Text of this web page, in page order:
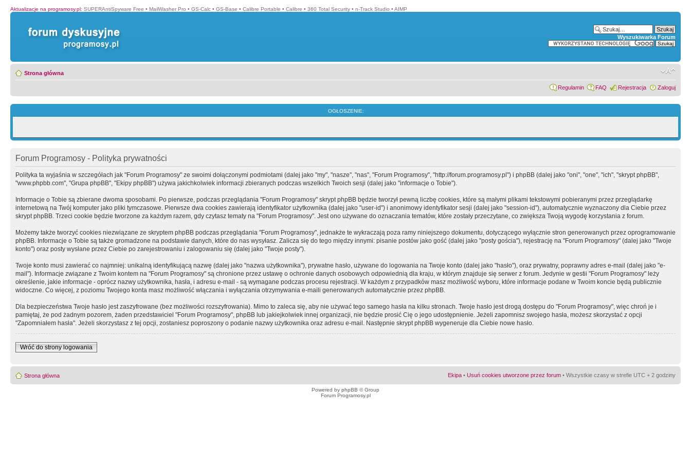
Aktualizacje na programosy.pl: SUPERAntiSpyware Free • MailWasher Pro • GS-Calc • GS-Base • Calibre Portable • Calibre • 360 Total Security • n-Track Studio • AIMP
Wyszukiwarka Forum
Strona główna
Regulamin FAQ Rejestracja Zaloguj
OGŁOSZENIE:
Forum Programosy - Polityka prywatności
Polityka ta wyjaśnia w szczegółach jak "Forum Programosy" ze swoimi dołączonymi podmiotami (dalej jako "my", "nasze", "nas", "Forum Programosy", "http://forum.programosy.pl") i phpBB (dalej jako "oni", "one", "ich", "skrypt phpBB",
"www.phpbb.com", "Grupa phpBB", "Ekipy phpBB") używa jakichkolwiek informacji zbieranych podczas wszelkich Twoich sesji (dalej jako "informacje o Tobie").
Informacje o Tobie są zbierane dwoma sposobami. Po pierwsze, podczas przeglądania "Forum Programosy" skrypt phpBB będzie tworzył pewną liczbę cookies, które są małymi plikami tekstowymi pobieranymi przez przeglądarkę
internetową na Twój komputer jako pliki tymczasowe. Pierwsze dwa cookies zawierają identyfikator użytkownika (dalej jako "user-id") i anonimowy identyfikator sesji (dalej jako "session-id"), automatycznie wyznaczony dla Ciebie przez
skrypt phpBB. Trzeci cookie będzie tworzone za każdym razem, gdy czytasz tematy na "Forum Programosy". Jest ono używane do oznaczania tematów, które zostały przeczytane, co zwiększa Twoją wygodę korzystania z forum.
Możemy także tworzyć cookies niezwiązane ze skryptem phpBB podczas przeglądania "Forum Programosy", jednakże te wykraczają poza ramy niniejszego dokumentu, dotyczącego wyłącznie stron generowanych przez oprogramowanie
phpBB. Informacje o Tobie są także gromadzone na podstawie danych, które do nas wysyłasz. Zalicza się do tego między innymi: pisanie postów jako gość (dalej jako "posty gościa"), rejestrację na "Forum Programosy" (dalej jako "Twoje
konto") oraz posty wysłane przez Ciebie po zarejestrowaniu i zalogowaniu się (dalej jako "Twoje posty").
Twoje konto musi zawierać co najmniej: unikalną identyfikującą nazwę (dalej jako "nazwa użytkownika"), prywatne hasło, używane do logowania na Twoje konto (dalej jako "hasło"), oraz prywatny, poprawny adres e-mail (dalej jako "e-
mail"). Informacje związane z Twoim kontem na "Forum Programosy" są chronione przez ustawę o ochronie danych osobowych odpowiednią dla kraju, w którym znajduje się serwer z forum. Jedynie w gestii "Forum Programosy" leży
określenie, jakie informacje - oprócz nazwy użytkownika, hasła, i adresu e-mail - są wymagane podczas procesu rejestracji. W każdym z przypadków masz możliwość wyboru, które informacje podane w Twoim koncie będą publicznie
widoczne. Co więcej, z poziomu Twojego konta masz możliwość włączania i wyłączania otrzymywania e-maili generowanych automatycznie przez phpBB.
Dla bezpieczeństwa Twoje hasło jest zaszyfrowane (bez możliwości rozszyfrowania). Mimo to zaleca się, aby nie używać tego samego hasła na kilku stronach. Twoje hasło jest drogą dostępu do "Forum Programosy", więc chroń je i
pamiętaj, że pod żadnym pozorem, żaden przedstawiciel "Forum Programosy", phpBB lub jakiejkolwiek innej organizacji, nie będzie prosić Cię o jego udostępnienie. Jeżeli zapomnisz swojego hasła, możesz skorzystać z opcji
"Zapomniałem hasła". Jeżeli skorzystasz z tej opcji, zostaniesz poproszony o podanie nazwy użytkownika oraz adresu e-mail. Następnie skrypt phpBB wygeneruje dla Ciebie nowe hasło.
Wróć do strony logowania
Strona główna Ekipa • Usuń cookies utworzone przez forum • Wszystkie czasy w strefie UTC + 2 godziny
Powered by phpBB © Group
Forum Programosy.pl